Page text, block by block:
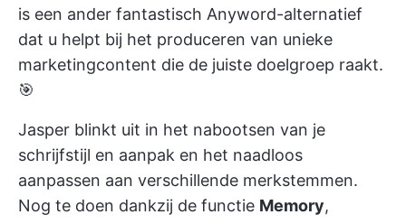
is een ander fantastisch Anyword-alternatief
dat u helpt bij het produceren van unieke
marketingcontent die de juiste doelgroep raakt.
🎯
Jasper blinkt uit in het nabootsen van je
schrijfstijl en aanpak en het naadloos
aanpassen aan verschillende merkstemmen.
Nog te doen dankzij de functie Memory,